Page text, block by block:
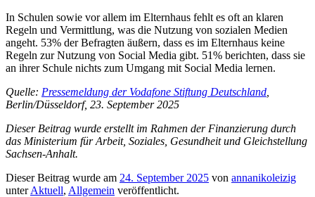
In Schulen sowie vor allem im Elternhaus fehlt es oft an klaren
Regeln und Vermittlung, was die Nutzung von sozialen Medien
angeht. 53% der Befragten äußern, dass es im Elternhaus keine
Regeln zur Nutzung von Social Media gibt. 51% berichten, dass sie
an ihrer Schule nichts zum Umgang mit Social Media lernen.
Quelle: Pressemeldung der Vodafone Stiftung Deutschland
Berlin/Düsseldorf, 23. September 2025
Dieser Beitrag wurde erstellt im Rahmen der Finanzierung durch
das Ministerium für Arbeit, Soziales, Gesundheit und Gleichstellung
Sachsen-Anhalt.
Dieser Beitrag wurde am 24. September 2025 von annanikoleizig
unterAktuell, Allgemein veröffentlicht.